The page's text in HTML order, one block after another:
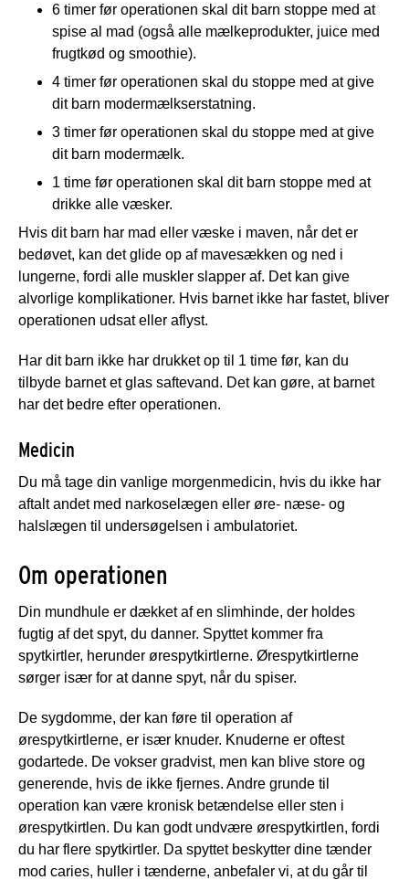
6 timer før operationen skal dit barn stoppe med at
spise al mad (også alle mælkeprodukter, juice med
frugtkød og smoothie).
4 timer før operationen skal du stoppe med at give
dit barn modermælkserstatning.
3 timer før operationen skal du stoppe med at give
dit barn modermælk.
1 time før operationen skal dit barn stoppe med at
drikke alle væsker.
Hvis dit barn har mad eller væske i maven, når det er
bedøvet, kan det glide op af mavesækken og ned i
lungerne, fordi alle muskler slapper af. Det kan give
alvorlige komplikationer. Hvis barnet ikke har fastet, bliver
operationen udsat eller aflyst.
Har dit barn ikke har drukket op til 1 time før, kan du
tilbyde barnet et glas saftevand. Det kan gøre, at barnet
har det bedre efter operationen.
Medicin
Du må tage din vanlige morgenmedicin, hvis du ikke har
aftalt andet med narkoselægen eller øre- næse- og
halslægen til undersøgelsen i ambulatoriet.
Om operationen
Din mundhule er dækket af en slimhinde, der holdes
fugtig af det spyt, du danner. Spyttet kommer fra
spytkirtler, herunder ørespytkirtlerne. Ørespytkirtlerne
sørger især for at danne spyt, når du spiser.
De sygdomme, der kan føre til operation af
ørespytkirtlerne, er især knuder. Knuderne er oftest
godartede. De vokser gradvist, men kan blive store og
generende, hvis de ikke fjernes. Andre grunde til
operation kan være kronisk betændelse eller sten i
ørespytkirtlen. Du kan godt undvære ørespytkirtlen, fordi
du har flere spytkirtler. Da spyttet beskytter dine tænder
mod caries, huller i tænderne, anbefaler vi, at du går til